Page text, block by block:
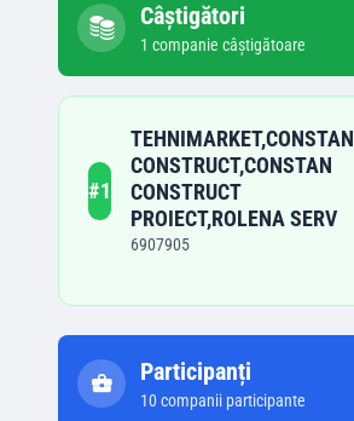
Câștigători
1 companie câștigătoare
#1
TEHNIMARKET,CONSTAN
CONSTRUCT,CONSTAN
CONSTRUCT
PROIECT,ROLENA SERV
6907905
Participanți
10 companii participante